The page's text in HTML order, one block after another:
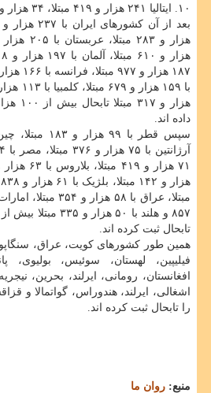
۱۰. ایتالیا ۲۴۱ هزار و ۴۱۹ مبتلا، ۳۴ هزار و ۸۵۴ قربانی
هزار و
داده اند.
تابحال ثبت کرده اند.
همین طور کشورهای کویت، عراق،
فیلیپین، لهستان، سوئیس، بولیوی،
افغانستان، رومانی، ایرلند، بحرین،
را تابحال ثبت کرده اند.
منبع: روان ما